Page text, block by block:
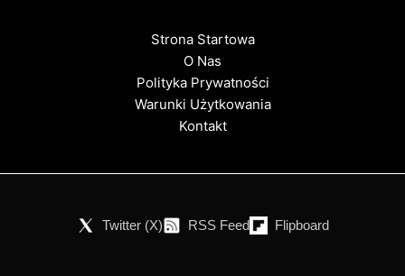
Strona Startowa
O Nas
Polityka Prywatności
Warunki Użytkowania
Kontakt
Twitter (X) RSS Feed Flipboard